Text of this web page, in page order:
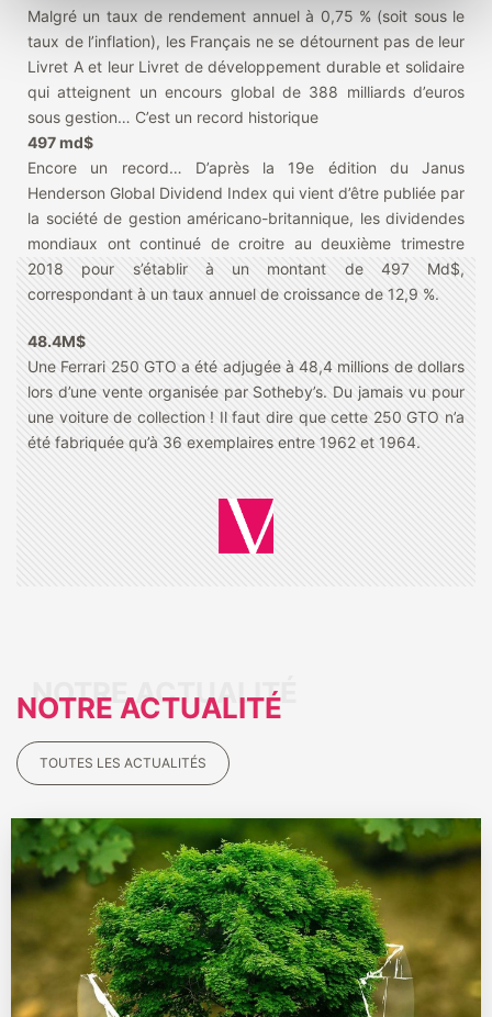
Malgré un taux de rendement annuel à 0,75 % (soit sous le
taux de l’inflation), les Français ne se détournent pas de leur
Livret A et leur Livret de développement durable et solidaire
qui atteignent un encours global de 388 milliards d’euros
sous gestion… C’est un record historique
497 md$
Encore un record… D’après la 19e édition du Janus
Henderson Global Dividend Index qui vient d’être publiée par
la société de gestion américano-britannique, les dividendes
mondiaux ont continué de croitre au deuxième trimestre
2018 pour s’établir à un montant de 497 Md$,
correspondant à un taux annuel de croissance de 12,9 %.
48.4M$
Une Ferrari 250 GTO a été adjugée à 48,4 millions de dollars
lors d’une vente organisée par Sotheby’s. Du jamais vu pour
une voiture de collection ! Il faut dire que cette 250 GTO n’a
été fabriquée qu’à 36 exemplaires entre 1962 et 1964.
NOTRE ACTUALITÉ
TOUTES LES ACTUALITÉS